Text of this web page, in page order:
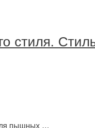
стиля.
пышных …